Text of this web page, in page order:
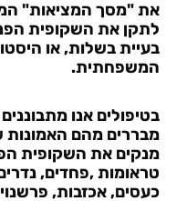
את "מסך המציאות"
לתקן את השקופית
בעיית בשלות, או
המשפחתית.
בטיפולים אנו
מבררים מהם
מנקים את השקופית
טראומות ,פחדים,
כעסים, אכזבות,